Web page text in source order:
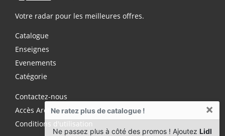
Ne ratez plus de catalogue ! ×
Ne passez plus à côté des promos ! Ajoutez Lidl
Votre radar pour les meilleures offres.
Catalogue
Enseignes
Evenements
Catégorie
Contactez-nous
Accès Archives Premium
Conditions d'utilisation